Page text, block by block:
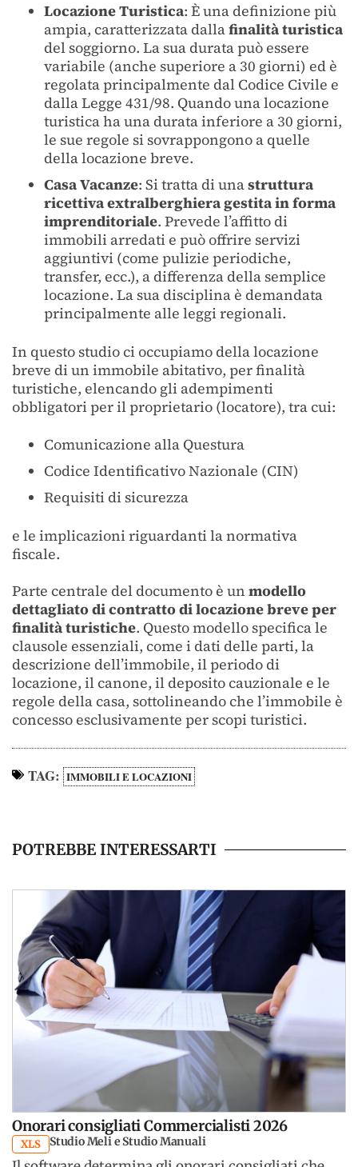
Locazione Turistica: È una definizione più
ampia, caratterizzata dallafinalità turistica
del soggiorno. La sua durata può essere
variabile (anche superiore a 30 giorni) ed è
regolata principalmente dal Codice Civile e
dalla Legge 431/98. Quando una locazione
turistica ha una durata inferiore a 30 giorni,
le sue regole si sovrappongono a quelle
della locazione breve.
Casa Vacanze: Si tratta di unastruttura
ricettiva extralberghiera gestita in forma
imprenditoriale. Prevede l’affitto di
immobili arredati e può offrire servizi
aggiuntivi (come pulizie periodiche,
transfer, ecc.), a differenza della semplice
locazione. La sua disciplina è demandata
principalmente alle leggi regionali.
In questo studio ci occupiamo della locazione
breve di un immobile abitativo, per finalità
turistiche, elencando gli adempimenti
obbligatori per il proprietario (locatore), tra cui:
Comunicazione alla Questura
Codice Identificativo Nazionale (CIN)
Requisiti di sicurezza
e le implicazioni riguardanti la normativa
fiscale.
Parte centrale del documento è un modello
dettagliato di contratto di locazione breve per
finalità turistiche. Questo modello specifica le
clausole essenziali, come i dati delle parti, la
descrizione dell’immobile, il periodo di
locazione, il canone, il deposito cauzionale e le
regole della casa, sottolineando che l’immobile è
concesso esclusivamente per scopi turistici.
TAG: IMMOBILI E LOCAZIONI
POTREBBE INTERESSARTI
Onorari consigliati Commercialisti 2026
XLS Studio Meli e Studio Manuali